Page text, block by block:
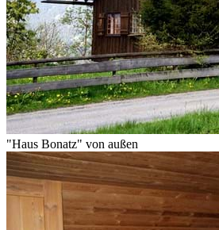
"Haus Bonatz" von außen